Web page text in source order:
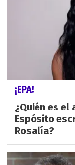
¡EPA!
¿Quién es
Espósito
Rosalía?